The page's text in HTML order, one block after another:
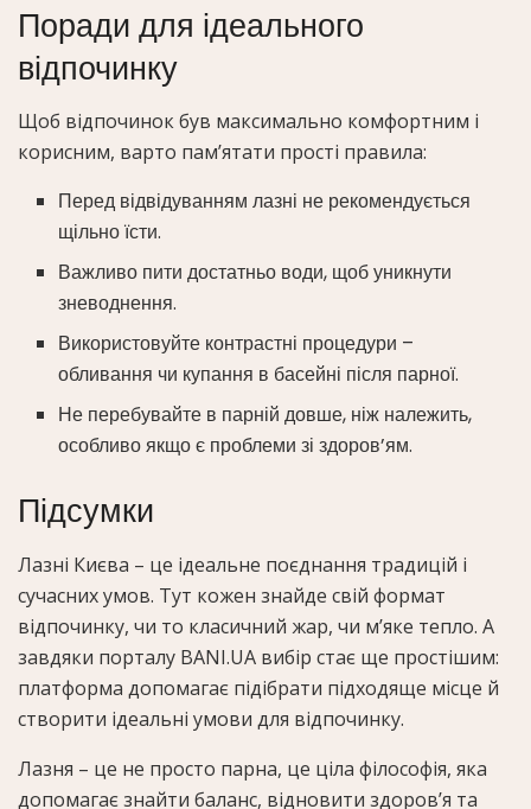
Поради для ідеального
відпочинку
Щоб відпочинок був максимально комфортним і
корисним, варто пам’ятати прості правила:
Перед відвідуванням лазні не рекомендується
щільно їсти.
Важливо пити достатньо води, щоб уникнути
зневоднення.
Використовуйте контрастні процедури –
обливання чи купання в басейні після парної.
Не перебувайте в парній довше, ніж належить,
особливо якщо є проблеми зі здоров’ям.
Підсумки
Лазні Києва – це ідеальне поєднання традицій і
сучасних умов. Тут кожен знайде свій формат
відпочинку, чи то класичний жар, чи м’яке тепло. А
завдяки порталу BANI.UA вибір стає ще простішим:
платформа допомагає підібрати підходяще місце й
створити ідеальні умови для відпочинку.
Лазня – це не просто парна, це ціла філософія, яка
допомагає знайти баланс, відновити здоров’я та